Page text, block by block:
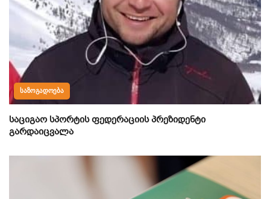
ᲡᲐᲖᲝᲒᲐᲓᲝᲔᲑᲐ
საციგაო სპორტის ფედერაციის პრეზიდენტი
გარდაიცვალა